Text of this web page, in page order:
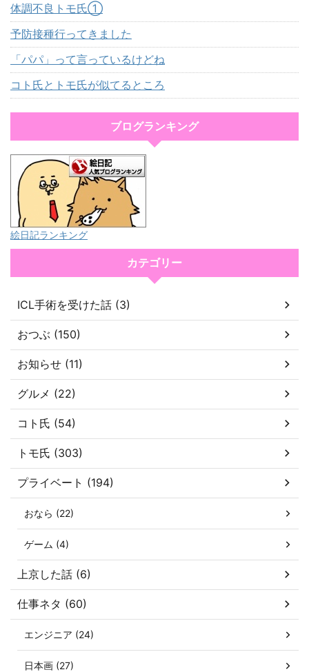
体調不良トモ氏①
予防接種行ってきました
「パパ」って言っているけどね
コト氏とトモ氏が似てるところ
ブログランキング
絵日記ランキング
カテゴリー
ICL手術を受けた話 (3)
おつぶ (150)
お知らせ (11)
グルメ (22)
コト氏 (54)
トモ氏 (303)
プライベート (194)
おなら (22)
ゲーム (4)
上京した話 (6)
仕事ネタ (60)
エンジニア (24)
日本画 (27)